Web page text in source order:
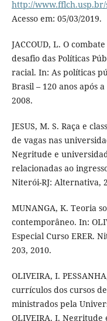
http://www.fflch.usp.br/
Acesso em: 05/03/2019.
JACCOUD, L. O
desafio das Políticas
racial. In: As políticas
Brasil – 120 anos após
2008.
JESUS, M. S. Raça e
de vagas nas
Negritude e
relacionadas ao
Niterói-RJ: Alternativa,
MUNANGA, K. Teoria
contemporâneo. In:
Especial Curso ERER.
203, 2010.
OLIVEIRA, I.
currículos dos cursos
ministrados pela
OLIVEIRA. I.